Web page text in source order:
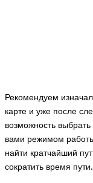
Рекомендуем
карте и уже после
возможность
вами режимом
найти кратчайший
сократить время пути.